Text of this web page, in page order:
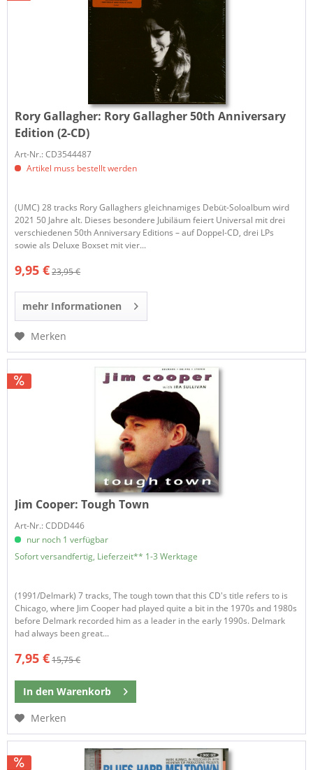
Rory Gallagher: Rory Gallagher 50th Anniversary
Edition (2-CD)
Art-Nr.: CD3544487
Artikel muss bestellt werden
(UMC) 28 tracks Rory Gallaghers gleichnamiges Debüt-Soloalbum wird
2021 50 Jahre alt. Dieses besondere Jubiläum feiert Universal mit drei
verschiedenen 50th Anniversary Editions – auf Doppel-CD, drei LPs
sowie als Deluxe Boxset mit vier...
9,95 €23,95 €
mehr Informationen
Merken
Jim Cooper: Tough Town
Art-Nr.: CDDD446
nur noch 1 verfügbar
Sofort versandfertig, Lieferzeit** 1-3 Werktage
(1991/Delmark) 7 tracks, The tough town that this CD's title refers to is
Chicago, where Jim Cooper had played quite a bit in the 1970s and 1980s
before Delmark recorded him as a leader in the early 1990s. Delmark
had always been great...
7,95 €15,75 €
In den Warenkorb
Merken